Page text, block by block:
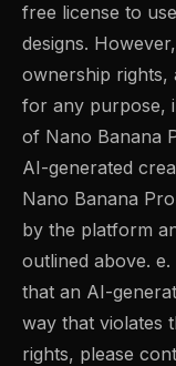
free license to
designs.
ownership rights,
for any purpose,
of Nano Banana
AI-generated
Nano Banana
by the platform
outlined above.
that an AI-
way that violates
rights, please